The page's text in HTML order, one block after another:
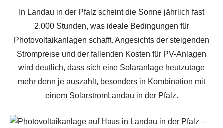
In Landau in der Pfalz scheint die Sonne jährlich fast
2.000 Stunden, was ideale Bedingungen für
Photovoltaikanlagen schafft. Angesichts der steigenden
Strompreise und der fallenden Kosten für PV-Anlagen
wird deutlich, dass sich eine Solaranlage heutzutage
mehr denn je auszahlt, besonders in Kombination mit
einem SolarstromLandau in der Pfalz.